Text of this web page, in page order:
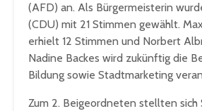
(AFD) an. Als Bürgermeisterin
(CDU) mit 21 Stimmen gewählt.
erhielt 12 Stimmen und Norbert
Nadine Backes wird zukünftig die
Bildung sowie Stadtmarketing
Zum 2. Beigeordneten stellten sich